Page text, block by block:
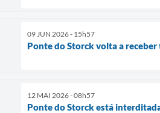
09 JUN 2026 - 15h57
Ponte do Storck volta a
12 MAI 2026 - 08h57
Ponte do Storck está